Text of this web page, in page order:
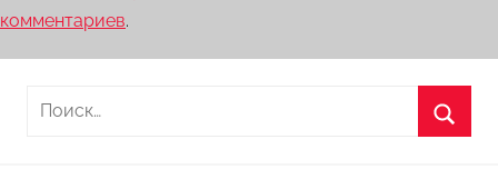
комментариев.
Найти: